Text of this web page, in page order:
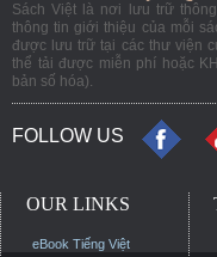
Sách Việt là nơi lưu trữ
thông tin giới thiệu của mỗi
được lưu trữ tại các thư viện
thể tải được miễn phí hoặc
bản số hóa).
FOLLOW US
OUR LINKS
eBook Tiếng Việt